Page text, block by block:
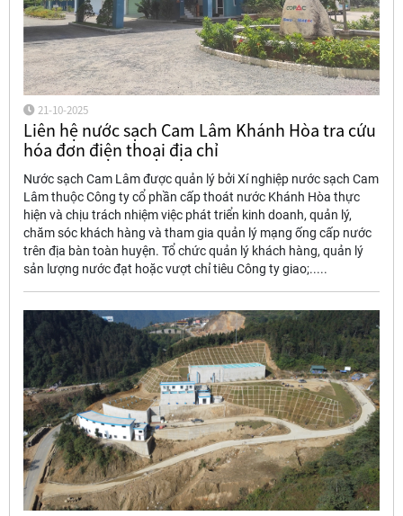
21-10-2025
Liên hệ nước sạch Cam Lâm Khánh Hòa tra cứu
hóa đơn điện thoại địa chỉ
Nước sạch Cam Lâm được quản lý bởi Xí nghiệp nước sạch Cam
Lâm thuộc Công ty cổ phần cấp thoát nước Khánh Hòa thực
hiện và chịu trách nhiệm việc phát triển kinh doanh, quản lý,
chăm sóc khách hàng và tham gia quản lý mạng ống cấp nước
trên địa bàn toàn huyện. Tổ chức quản lý khách hàng, quản lý
sản lượng nước đạt hoặc vượt chỉ tiêu Công ty giao;.....